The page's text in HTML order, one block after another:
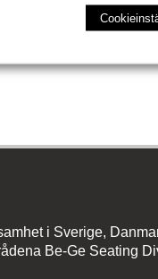
i Sverige,
Be-Ge Seating